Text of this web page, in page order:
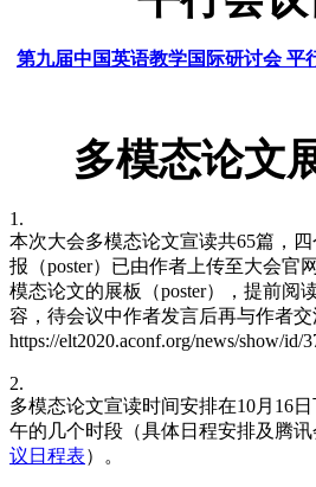
第九届中国英语教学国际研讨会 平
多模态论文
1.
本次大会多模态论文宣读共65篇，
报（poster）已由作者上传至大会官
模态论文的展板（poster），提前阅
容，待会议中作者发言后再与作者交
https://elt2020.aconf.org/news/show/id/
2.
多模态论文宣读时间安排在10月16
午的几个时段（具体日程安排及腾
议日程表）。